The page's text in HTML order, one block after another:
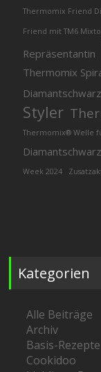
Thermomix Friend
Friend mit TM6
Repräsentantin
Thermomix
Diamantschwarz
Styler
Thermomix® Welle
Diamantschwarz
Week 2024
Kategorien
Alle Beiträge
Archiv
Basis-Rezepte
Cookidoo